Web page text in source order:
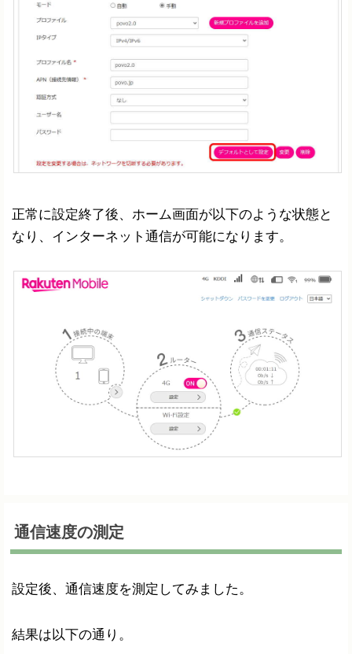
正常に設定終了後、ホーム画面が以下のような状態と
なり、インターネット通信が可能になります。
通信速度の測定
設定後、通信速度を測定してみました。
結果は以下の通り。